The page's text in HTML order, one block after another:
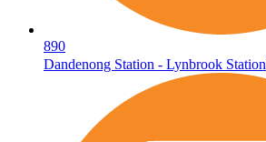
890
Dandenong Station - Lynbrook Station